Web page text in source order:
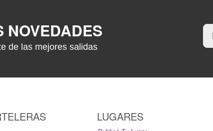
NOVEDADES
de las mejores salidas
LUGARES